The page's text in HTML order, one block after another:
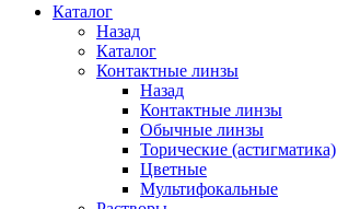
Каталог
Назад
Каталог
Контактные линзы
Назад
Контактные линзы
Обычные линзы
Торические (астигматика)
Цветные
Мультифокальные